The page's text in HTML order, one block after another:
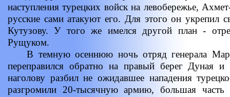
наступления турецких войск на левобережье,
русские сами атакуют его. Для этого он укрепил
Кутузову. У того же имелся другой план -
Рущуком.
В темную осеннюю ночь отряд генерала
переправился обратно на правый берег Дуная и
наголову разбил не ожидавшее нападения
разгромили 20-тысячную армию, большая